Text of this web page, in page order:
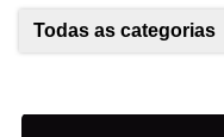
Todas as categorias